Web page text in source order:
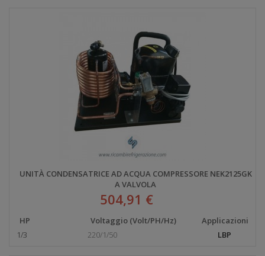
UNITÀ CONDENSATRICE AD ACQUA COMPRESSORE NEK2125GK
A VALVOLA
504,91 €
HP Voltaggio (Volt/PH/Hz)
Applicazioni
1/3
220/1/50 LBP